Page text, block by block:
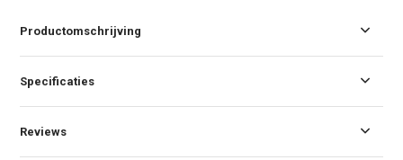
Productomschrijving
Specificaties
Reviews